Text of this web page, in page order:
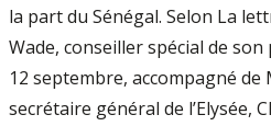
la part du Sénégal. Selon La
Wade, conseiller spécial de
12 septembre, accompagné
secrétaire général de l’Elysée,